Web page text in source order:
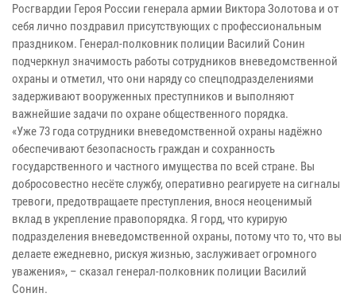
Росгвардии Героя России генерала армии Виктора Золотова и от
себя лично поздравил присутствующих с профессиональным
праздником. Генерал-полковник полиции Василий Сонин
подчеркнул значимость работы сотрудников вневедомственной
охраны и отметил, что они наряду со спецподразделениями
задерживают вооруженных преступников и выполняют
важнейшие задачи по охране общественного порядка.
«Уже 73 года сотрудники вневедомственной охраны надёжно
обеспечивают безопасность граждан и сохранность
государственного и частного имущества по всей стране. Вы
добросовестно несёте службу, оперативно реагируете на сигналы
тревоги, предотвращаете преступления, внося неоценимый
вклад в укрепление правопорядка. Я горд, что курирую
подразделения вневедомственной охраны, потому что то, что вы
делаете ежедневно, рискуя жизнью, заслуживает огромного
уважения», – сказал генерал-полковник полиции Василий
Сонин.